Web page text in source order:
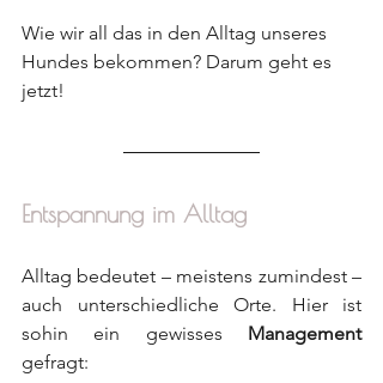
Wie wir all das in den Alltag unseres
Hundes bekommen? Darum geht es
jetzt!
Entspannung im Alltag
Alltag bedeutet – meistens zumindest –
auch unterschiedliche Orte. Hier ist
sohin ein gewisses
Management
gefragt: